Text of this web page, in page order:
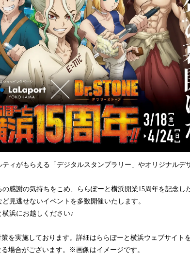
ィがもらえる「デジタルスタンプラリー」やオリジナルデ
感謝の気持ちをこめ、ららぽーと横浜開業15周年を記念し
見逃せないイベントを多数開催いたします。
浜にお越しください♪
を実施しております。詳細はららぽーと横浜ウェブサイト
場合がございます。※画像はイメージです。